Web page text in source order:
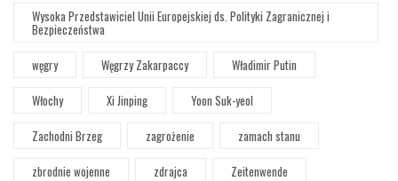
Wysoka Przedstawiciel Unii Europejskiej ds. Polityki Zagranicznej i
Bezpieczeństwa
węgry
Węgrzy Zakarpaccy
Władimir Putin
Włochy
Xi Jinping
Yoon Suk-yeol
Zachodni Brzeg
zagrożenie
zamach stanu
zbrodnie wojenne
zdrajca
Zeitenwende